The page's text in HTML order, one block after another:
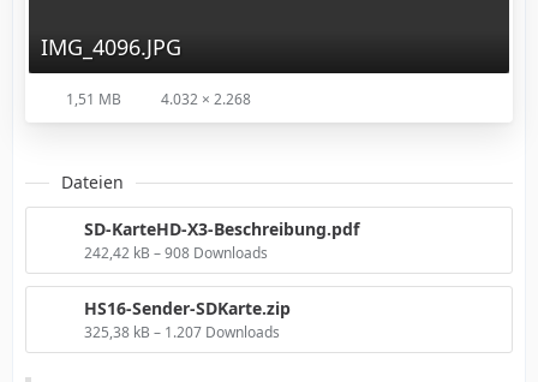
IMG_4096.JPG
1,51 MB 4.032 × 2.268
Dateien
SD-KarteHD-X3-Beschreibung.pdf
242,42 kB – 908 Downloads
HS16-Sender-SDKarte.zip
325,38 kB – 1.207 Downloads